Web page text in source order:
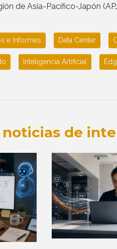
de Asia-Pacífico-Japón
e Informes Data Center
Inteligencia Artificial
noticias de